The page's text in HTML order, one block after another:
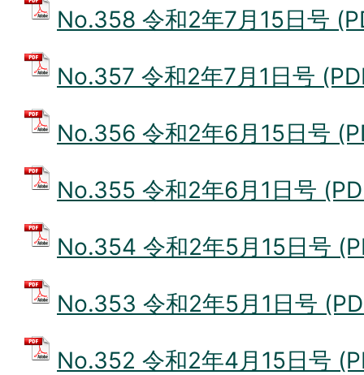
No.358 令和2年7月15日号
No.357 令和2年7月1日号
No.356 令和2年6月15日号
No.355 令和2年6月1日号
No.354 令和2年5月15日号
No.353 令和2年5月1日号
No.352 令和2年4月15日号